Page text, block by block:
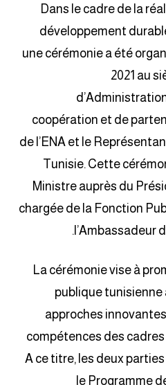
Dans le cadre de la
développement
une cérémonie a été
2021 au
coopération et de
de l’ENA et le
Tunisie. Cette
Ministre auprès du
chargée de la Fonction
l’Ambassadeur
La cérémonie vise à
publique tunisienne
approches
compétences des
A ce titre, les deux
le Programme